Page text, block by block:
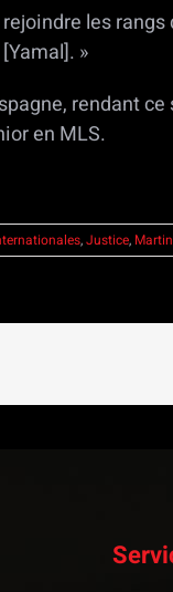
les
»
en MLS.
,Justice,